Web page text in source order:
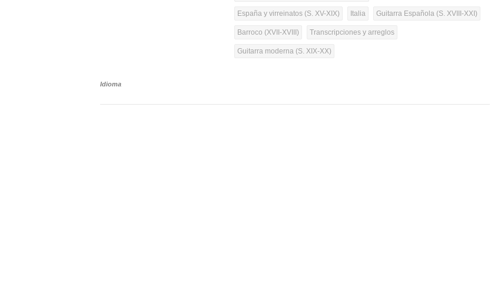
España y virreinatos (S. XV-XIX) Italia Guitarra Española (S. XVIII-XXI)
Barroco (XVII-XVIII) Transcripciones y arreglos
Guitarra moderna (S. XIX-XX)
Idioma